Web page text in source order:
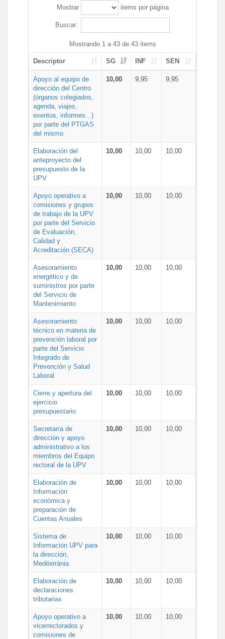
Mostrar items por página
Buscar:
Mostrando 1 a 43 de 43 items
Descriptor SG INF SEN
Apoyo al equipo de
dirección del Centro
(órganos colegiados,
agenda, viajes,
eventos, informes...)
por parte del PTGAS
del mismo
10,00 9,95 9,95
Elaboración del
anteproyecto del
presupuesto de la
UPV
10,00 10,00 10,00
Apoyo operativo a
comisiones y grupos
de trabajo de la UPV
por parte del Servicio
de Evaluación,
Calidad y
Acreditación (SECA)
10,00 10,00 10,00
Asesoramiento
energético y de
suministros por parte
del Servicio de
Mantenimiento
10,00 10,00 10,00
Asesoramiento
técnico en materia de
prevención laboral por
parte del Servicio
Integrado de
Prevención y Salud
Laboral
10,00 10,00 10,00
Cierre y apertura del
ejercicio
presupuestario
10,00 10,00 10,00
Secretaría de
dirección y apoyo
administrativo a los
miembros del Equipo
rectoral de la UPV
10,00 10,00 10,00
Elaboración de
Información
económica y
preparación de
Cuentas Anuales
10,00 10,00 10,00
Sistema de
Información UPV para
la dirección,
Mediterrània
10,00 10,00 10,00
Elaboración de
declaraciones
tributarias
10,00 10,00 10,00
Apoyo operativo a
vicerrectorados y
comisiones de
10,00 10,00 10,00